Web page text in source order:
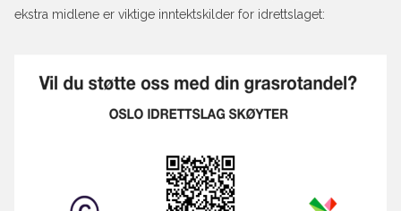
ekstra midlene er viktige inntektskilder for idrettslaget: